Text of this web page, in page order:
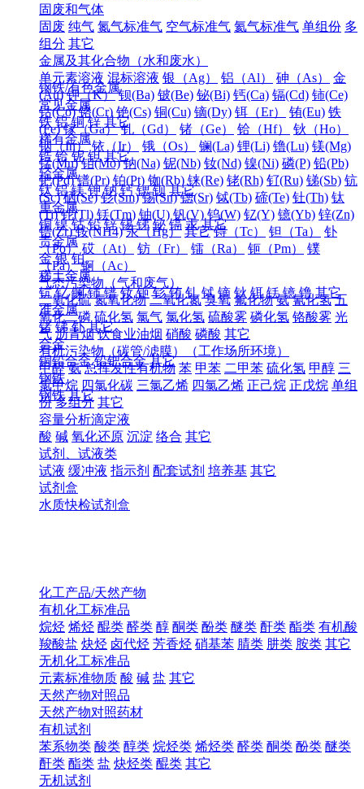
固废和气体
固废 纯气 氮气标准气 空气标准气 氦气标准气 单组份 多
组分 其它
金属及其化合物（水和废水）
单元素溶液 混标溶液 银（Ag） 铝（Al） 砷（As）
金
(Au) 钾（K） 钡(Ba) 铍(Be) 铋(Bi) 钙(Ca) 镉(Cd) 铈(Ce)
钴(Co) 铬(Cr) 铯(Cs) 铜(Cu) 镝(Dy) 铒（Er） 铕(Eu) 铁
(Fe) 镓（Ga） 钆（Gd） 锗（Ge） 铪（Hf）
钬（Ho）
铟（In） 铱（Ir） 锇（Os） 镧(La) 锂(Li) 镥(Lu) 镁(Mg)
锰(Mn) 钼(Mo) 钠(Na) 铌(Nb) 钕(Nd) 镍(Ni) 磷(P) 铅(Pb)
钯(Pd) 镨(Pr) 铂(Pt) 铷(Rb) 铼(Re) 铑(Rh) 钌(Ru) 锑(Sb) 钪
(Sc) 硒(Se) 钐(Sm) 锡(Sn) 锶(Sr) 铽(Tb) 碲(Te) 钍(Th) 钛
(Ti) 铊(Tl) 铥(Tm) 铀(U) 钒(V) 钨(W) 钇(Y) 镱(Yb) 锌(Zn)
锆(Zr) 铵(NH4) 汞（Hg） 其它 锝（Tc） 钽（Ta）
钋
（Po） 砹（At） 钫（Fr） 镭（Ra） 钷（Pm）
镤
（Pa） 锕（Ac）
气态污染物（气和废气）
二氧化硫 氮氧化物 二氧化氮 臭氧 氟化物 氨 氰化氢 五
氧化二磷 硫化氢 氯气 氯化氢 硫酸雾 磷化氢 铬酸雾 光
气 沥青烟 饮食业油烟 硝酸 磷酸 其它
有机污染物（碳管/滤膜）（工作场所环境）
甲醛 氨 总挥发性有机物 苯 甲苯 二甲苯 硫化氢 甲醇 三
氯甲烷 四氯化碳 三氯乙烯 四氯乙烯 正己烷 正戊烷 单组
份 多组分 其它
容量分析滴定液
酸 碱 氧化还原 沉淀 络合 其它
试剂、试液类
试液 缓冲液 指示剂 配套试剂 培养基 其它
试剂盒
水质快检试剂盒
钢铁/有色金属
常见金属
铁 铝 铜 锌 其它
稀有金属
锆 铪 铌 钽 其它
轻金属
钛 铝 镁 钾 钠 钙 锶 钡 其它
重金属
铜 镍 钴 铅 锌 锡 锑 铋 镉 汞 其它
贵金属
金 银 铂
稀土金属
钪 钇 镧 铈 镨 钕 钷 钐 铕 钆 铽 镝 钬 铒 铥 镱 镥 其它
准金属
锗 锑 钋 其它
合金
铜铅合金 铅钯合金 其它
钢铁
钢铁 其它
化工产品/天然产物
有机化工标准品
烷烃 烯烃 醌类 醛类 醇 酮类 酚类 醚类 酐类 酯类 有机酸
羧酸盐 炔烃 卤代烃 芳香烃 硝基苯 腈类 肼类 胺类 其它
无机化工标准品
元素标准物质 酸 碱 盐 其它
天然产物对照品
天然产物对照药材
有机试剂
苯系物类 酸类 醇类 烷烃类 烯烃类 醛类 酮类 酚类 醚类
酐类 酯类 盐 炔烃类 醌类 其它
无机试剂